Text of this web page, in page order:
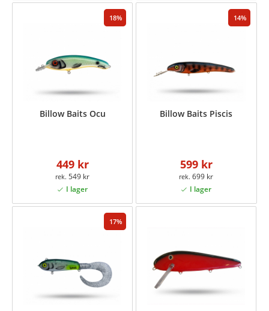
18
Billow Baits Ocu
449 kr
549 kr
14
Billow Baits Piscis
599 kr
699 kr
17